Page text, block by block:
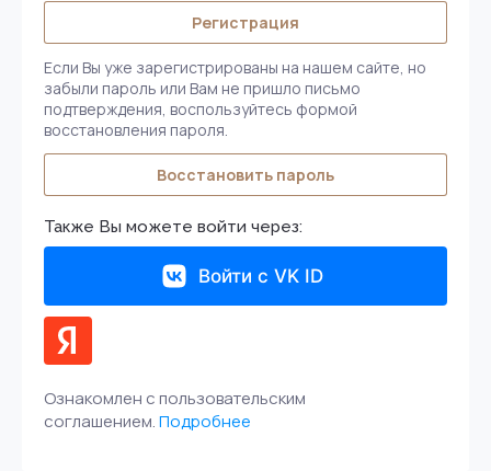
Регистрация
Если Вы уже зарегистрированы на нашем сайте, но
забыли пароль или Вам не пришло письмо
подтверждения, воспользуйтесь формой
восстановления пароля.
Восстановить пароль
Также Вы можете войти через:
Войти с VK ID
Ознакомлен с пользовательским
соглашением.Подробнее